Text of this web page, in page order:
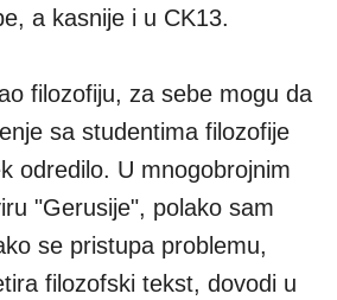
a kasnije i u CK13.
filozofiju, za sebe mogu da
sa studentima filozofije
odredilo. U mnogobrojnim
"Gerusije", polako sam
se pristupa problemu,
filozofski tekst, dovodi u